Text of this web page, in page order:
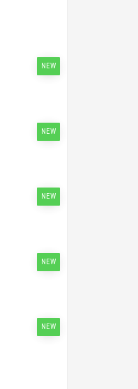
NEW
NEW
NEW
NEW
NEW